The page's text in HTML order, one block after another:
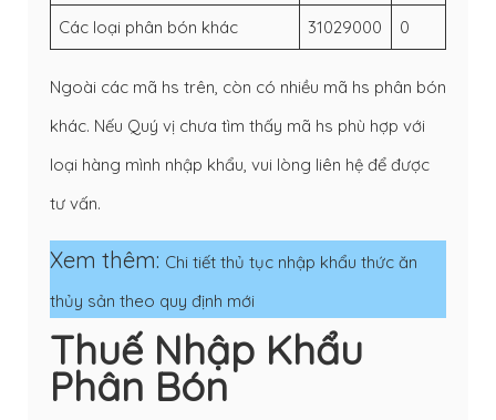
Các loại phân bón khác 31029000 0
Ngoài các mã hs trên, còn có nhiều mã hs phân bón
khác. Nếu Quý vị chưa tìm thấy mã hs phù hợp với
loại hàng mình nhập khẩu, vui lòng liên hệ để được
tư vấn.
Xem thêm: Chi tiết thủ tục nhập khẩu thức ăn
thủy sản theo quy định mới
Thuế Nhập Khẩu
Phân Bón